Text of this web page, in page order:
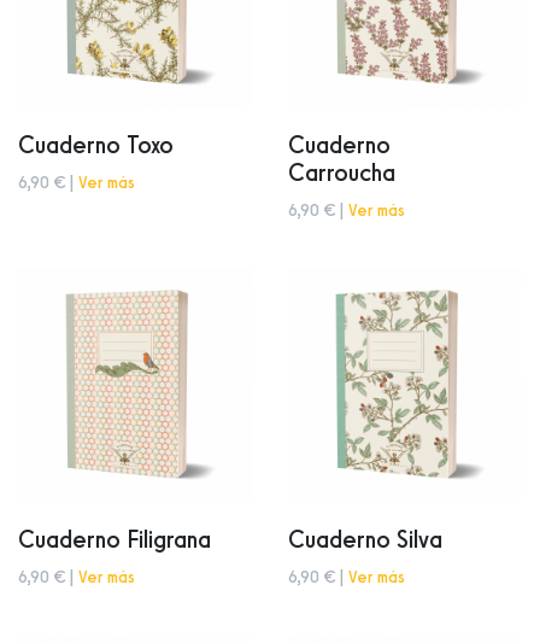
Cuaderno Toxo
6,90 € | Ver más
Cuaderno
Carroucha
6,90 € | Ver más
Cuaderno Filigrana
6,90 € | Ver más
Cuaderno Silva
6,90 € | Ver más